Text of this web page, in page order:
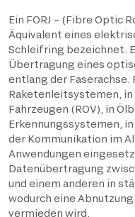
Ein FORJ – (Fibre Optic
Äquivalent eines
Schleifring bezeichnet.
Übertragung eines
entlang der Faserachse.
Raketenleitsystemen,
Fahrzeugen (ROV), in
Erkennungssystemen,
der Kommunikation im
Anwendungen
Datenübertragung
und einem anderen in
wodurch eine
vermieden wird.